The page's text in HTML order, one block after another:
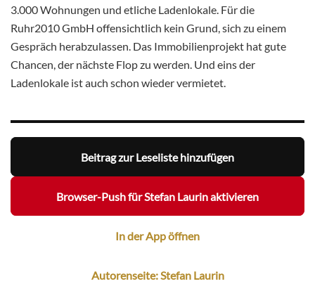
3.000 Wohnungen und etliche Ladenlokale. Für die
Ruhr2010 GmbH offensichtlich kein Grund, sich zu einem
Gespräch herabzulassen. Das Immobilienprojekt hat gute
Chancen, der nächste Flop zu werden. Und eins der
Ladenlokale ist auch schon wieder vermietet.
Beitrag zur Leseliste hinzufügen
Browser-Push für Stefan Laurin aktivieren
In der App öffnen
Autorenseite: Stefan Laurin